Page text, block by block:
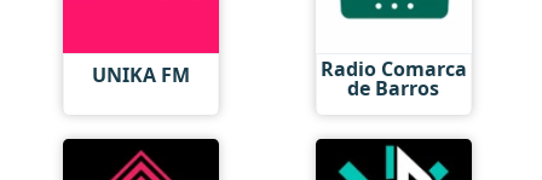
UNIKA FM Radio Comarca
de Barros